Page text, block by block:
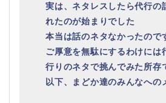
実は、ネタレスしたら代行の
れたのが始まりでした
本当は話のネタなかったので
ご厚意を無駄にするわけには
行りのネタで挑んでみた所存
以下、まどか達のみんなへの